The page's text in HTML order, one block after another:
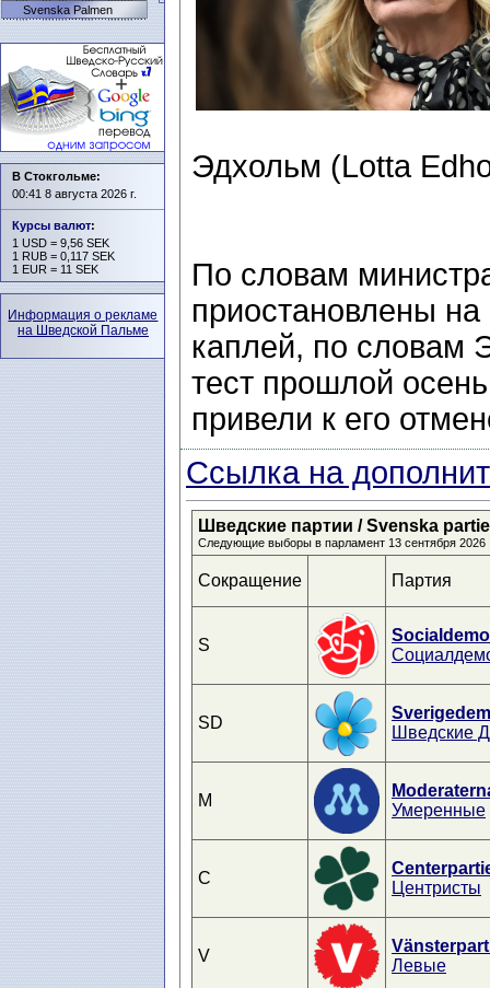
Эдхольм (Lotta
По словам
приостановлены
каплей, по словам
тест прошлой
привели к его
Ссылка на
Шведские партии / Svenska
Следующие выборы в парламент 13 сентября 2026
Сокращение Партия
S
SD
Шведские
M
Умеренные
C
Центристы
V
Левые
Svenska Palmen
В Стокгольме:
00:41 8 августа 2026 г.
Курсы валют:
1 USD = 9,56 SEK
1 RUB = 0,117 SEK
1 EUR = 11 SEK
Информация о рекламе
на Шведской Пальме